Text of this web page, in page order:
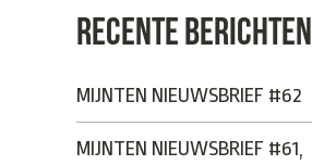
RECENTE BERICHTEN
MIJNTEN NIEUWSBRIEF #62
MIJNTEN NIEUWSBRIEF #61,